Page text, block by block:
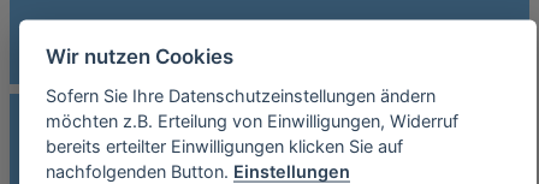
Versicherung Änderung Bankverbindung
Ostfriesische Landschaftliche Brandkasse
Auslandsreisekranken-Versicherung Änderung
Bankverbindung
Wir nutzen Cookies
Sofern Sie Ihre Datenschutzeinstellungen ändern
möchten z.B. Erteilung von Einwilligungen, Widerruf
bereits erteilter Einwilligungen klicken Sie auf
nachfolgenden Button. Einstellungen